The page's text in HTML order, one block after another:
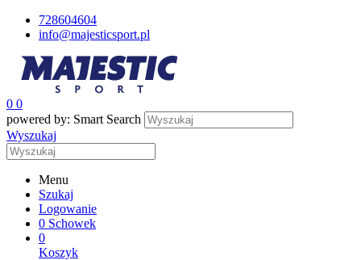
728604604
info@majesticsport.pl
0 0
powered by: Smart Search
Wyszukaj
Menu
Szukaj
Logowanie
0 Schowek
0
Koszyk